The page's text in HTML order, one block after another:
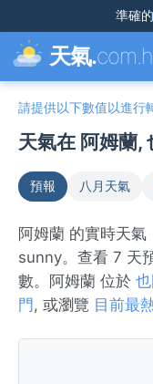
準確
天氣.
請提供以下數值以進行
天氣在 阿姆蘭
預報 八月天氣
阿姆蘭 的實時天氣
sunny。查看 7 天
數。阿姆蘭 位於
門, 或瀏覽 目前最